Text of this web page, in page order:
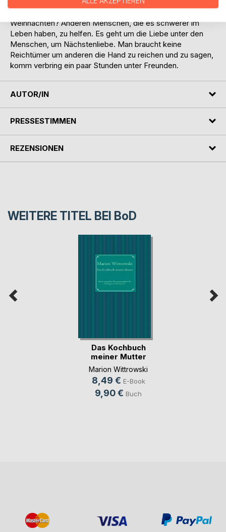
Weihnachten? Anderen Menschen, die es schwerer im
Leben haben, zu helfen. Es geht um die Liebe unter den
Menschen, um Nächstenliebe. Man braucht keine
Reichtümer um anderen die Hand zu reichen und zu sagen,
komm verbring ein paar Stunden unter Freunden.
AUTOR/IN
PRESSESTIMMEN
REZENSIONEN
WEITERE TITEL BEI BoD
Das Kochbuch
meiner Mutter
Marion Wittrowski
8,49 € E-Book
9,90 € Buch